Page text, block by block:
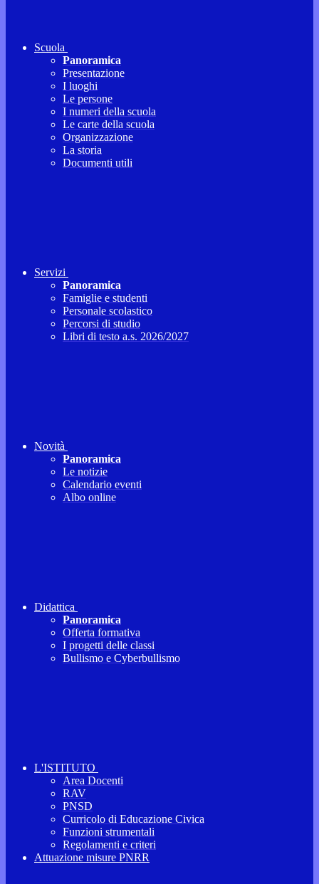
Scuola
Panoramica
Presentazione
I luoghi
Le persone
I numeri della scuola
Le carte della scuola
Organizzazione
La storia
Documenti utili
Servizi
Panoramica
Famiglie e studenti
Personale scolastico
Percorsi di studio
Libri di testo a.s. 2026/2027
Novità
Panoramica
Le notizie
Calendario eventi
Albo online
Didattica
Panoramica
Offerta formativa
I progetti delle classi
Bullismo e Cyberbullismo
L'ISTITUTO
Area Docenti
RAV
PNSD
Curricolo di Educazione Civica
Funzioni strumentali
Regolamenti e criteri
Attuazione misure PNRR